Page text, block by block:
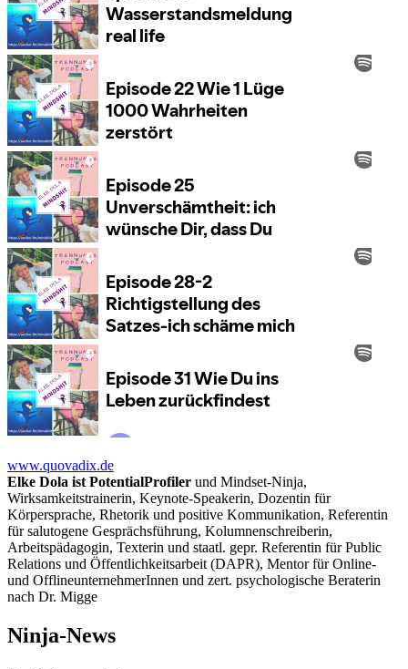
www.quovadix.de
Elke Dola ist PotentialProfiler und Mindset-Ninja,
Wirksamkeitstrainerin, Keynote-Speakerin, Dozentin für
Körpersprache, Rhetorik und positive Kommunikation, Referentin
für salutogene Gesprächsführung, Kolumnenschreiberin,
Arbeitspädagogin, Texterin und staatl. gepr. Referentin für Public
Relations und Öffentlichkeitsarbeit (DAPR), Mentor für Online-
und OfflineunternehmerInnen und zert. psychologische Beraterin
nach Dr. Migge
Ninja-News